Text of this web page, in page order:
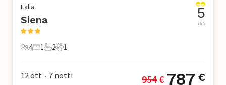
Italia
Siena
4 Ospiti
4
1 Camera da letto
1
2 Bagni
2
1 Animale domestico
1
5
di 5
12 ott • 7 notti 954 € 787 €